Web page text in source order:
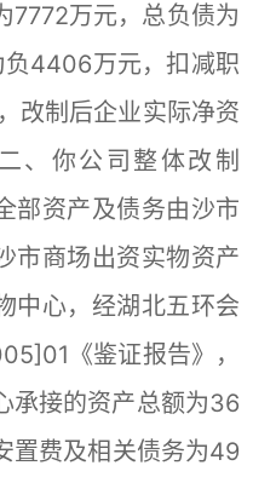
7772万元，总负债为
负4406万元，扣减职
改制后企业实际净资
、你公司整体改制
部资产及债务由沙市
市商场出资实物资产
中心，经湖北五环会
《鉴证报告》，
承接的资产总额为36
置费及相关债务为49